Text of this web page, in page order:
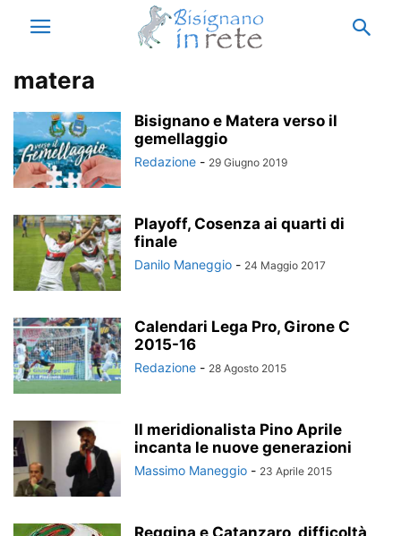
matera
Bisignano e Matera verso il
gemellaggio
Redazione - 29 Giugno 2019
Playoff, Cosenza ai quarti di
finale
Danilo Maneggio - 24 Maggio 2017
Calendari Lega Pro, Girone C
2015-16
Redazione - 28 Agosto 2015
Il meridionalista Pino Aprile
incanta le nuove generazioni
Massimo Maneggio - 23 Aprile 2015
Reggina e Catanzaro, difficoltà